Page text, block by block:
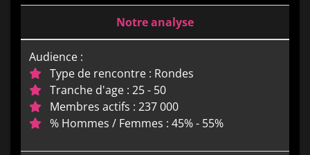
Notre analyse
Audience :
Type de rencontre : Rondes
Tranche d'age : 25 - 50
Membres actifs : 237 000
% Hommes / Femmes : 45% - 55%